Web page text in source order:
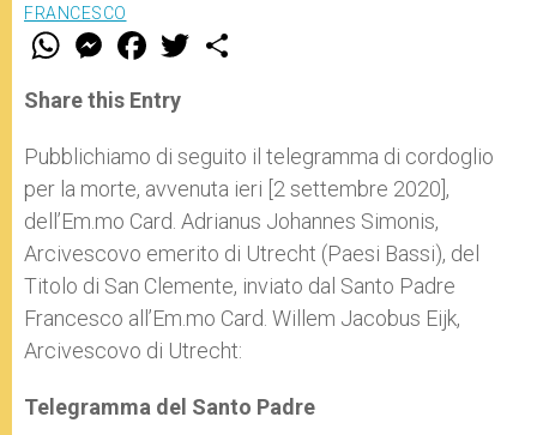
FRANCESCO
W
t
s
p
p
M
e
s
e
g
e
r
F
a
e
b
o
k
w
r
Share this Entry
Pubblichiamo di seguito il telegramma di cordoglio
per la morte, avvenuta ieri [2 settembre 2020],
dell’Em.mo Card. Adrianus Johannes Simonis,
Arcivescovo emerito di Utrecht (Paesi Bassi), del
Titolo di San Clemente, inviato dal Santo Padre
Francesco all’Em.mo Card. Willem Jacobus Eijk,
Arcivescovo di Utrecht:
Telegramma del Santo Padre